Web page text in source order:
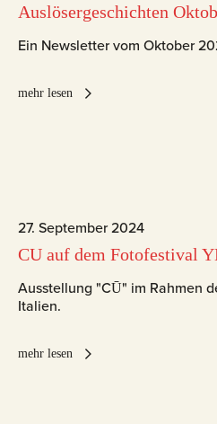
Auslösergeschichten
Ein Newsletter vom Oktober
mehr lesen
27. September 2024
CU auf dem Fotofestival
Ausstellung "CŪ" im Rahmen
Italien.
mehr lesen